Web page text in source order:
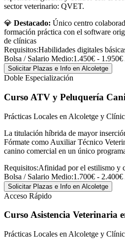
sector veterinario: QVET.
💎 Destacado: Único centro
formación práctica con el software
de clínicas
Requisitos:Habilidades digitales
Bolsa / Salario Medio:1.450€ - 1.950€
Solicitar Plazas e Info en Alcoletge
Doble Especialización
Curso ATV y Peluquería
Prácticas Locales en Alcoletge y
La titulación híbrida de mayor
Fórmate como Auxiliar Técnico
canino comercial en un único
Requisitos:Afinidad por el estilismo y
Bolsa / Salario Medio:1.700€ - 2.400€
Solicitar Plazas e Info en Alcoletge
Acceso Rápido
Curso Asistencia Veterinaria
Prácticas Locales en Alcoletge y